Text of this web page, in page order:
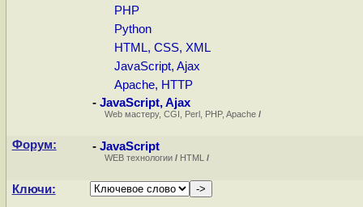
PHP
Python
HTML, CSS, XML
JavaScript, Ajax
Apache, HTTP
- JavaScript, Ajax
Web мастеру, CGI, Perl, PHP, Apache /
Форум: - JavaScript
WEB технологии / HTML /
Ключи: